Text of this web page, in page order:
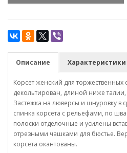
Описание Характеристики
Корсет женский для торжественных
декольтирован, длиной ниже
Застежка на люверсы и шнуровку в
спинка корсета с рельефами, по
полоски отделочные и усилены
отрезными чашками для бюстье.
корсета окантованы.